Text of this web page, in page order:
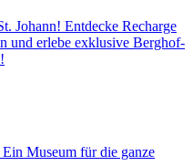
Johann! Entdecke Recharge
und erlebe exklusive Berghof-